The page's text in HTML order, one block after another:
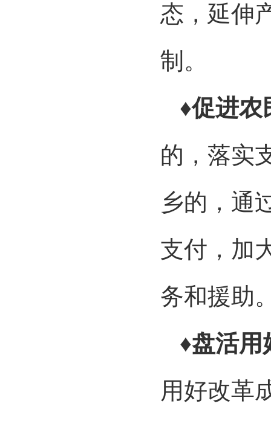
态，延伸
制。
♦促进农
的，落实
乡的，通
支付，加
务和援助
♦盘活用
用好改革